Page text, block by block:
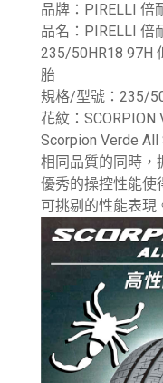
品牌：PIRELLI 倍
品名：PIRELLI 倍
235/50HR18 97H
胎
規格/型號：235/
花紋：SCORPION
Scorpion Verde
相同品質的同時，
優秀的操控性能使
可挑剔的性能表現